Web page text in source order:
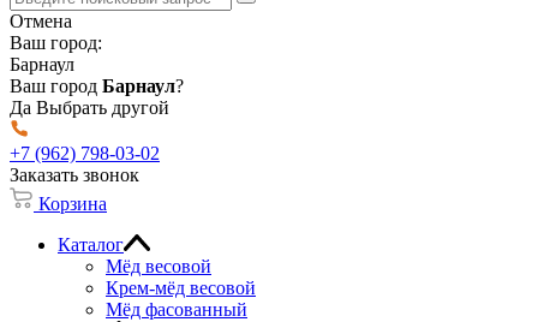
Отмена
Ваш город:
Барнаул
Ваш город Барнаул?
Да Выбрать другой
+7 (962) 798-03-02
Заказать звонок
Корзина
Каталог
Мёд весовой
Крем-мёд весовой
Мёд фасованный